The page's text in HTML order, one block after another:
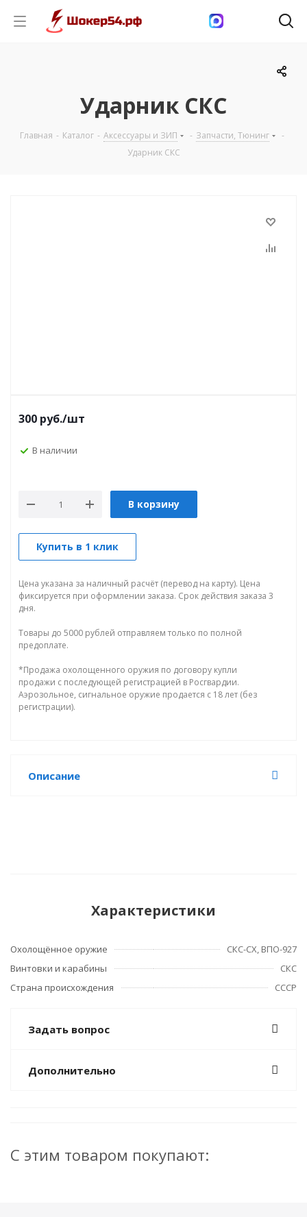
Ударник СКС
Главная - Каталог - Аксессуары и ЗИП - Запчасти, Тюнинг
-
Ударник СКС
300 руб./шт
В наличии
В корзину
Купить в 1 клик
Цена указана за наличный расчёт (перевод на карту). Цена
фиксируется при оформлении заказа. Срок действия заказа 3
дня.
Товары до 5000 рублей отправляем только по полной
предоплате.
*Продажа охолощенного оружия по договору купли
продажи с последующей регистрацией в Росгвардии.
Аэрозольное, сигнальное оружие продается с 18 лет (без
регистрации).
Описание
Характеристики
Охолощённое оружие
СКС-СХ, ВПО-927
Винтовки и карабины
СКС
Страна происхождения
СССР
Задать вопрос
Дополнительно
С этим товаром покупают: